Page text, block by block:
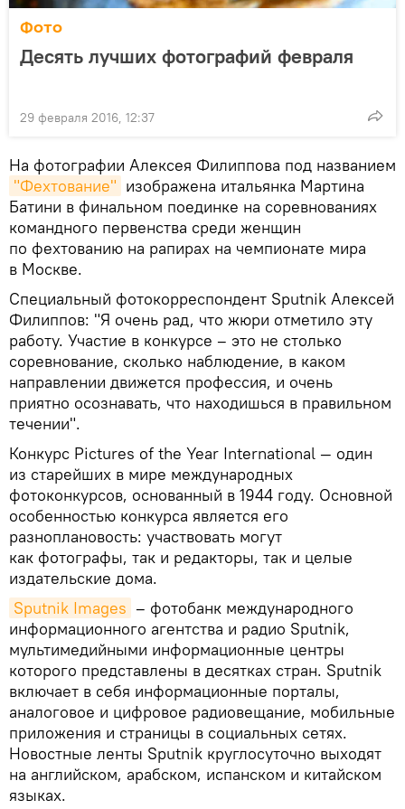
Фото
Десять лучших фотографий февраля
29 февраля 2016, 12:37
На фотографии Алексея Филиппова под названием
"Фехтование" изображена итальянка Мартина
Батини в финальном поединке на соревнованиях
командного первенства среди женщин
по фехтованию на рапирах на чемпионате мира
в Москве.
Специальный фотокорреспондент Sputnik Алексей
Филиппов: "Я очень рад, что жюри отметило эту
работу. Участие в конкурсе – это не столько
соревнование, сколько наблюдение, в каком
направлении движется профессия, и очень
приятно осознавать, что находишься в правильном
течении".
Конкурс Pictures of the Year International — один
из старейших в мире международных
фотоконкурсов, основанный в 1944 году. Основной
особенностью конкурса является его
разноплановость: участвовать могут
как фотографы, так и редакторы, так и целые
издательские дома.
Sputnik Images – фотобанк международного
информационного агентства и радио Sputnik,
мультимедийными информационные центры
которого представлены в десятках стран. Sputnik
включает в себя информационные порталы,
аналоговое и цифровое радиовещание, мобильные
приложения и страницы в социальных сетях.
Новостные ленты Sputnik круглосуточно выходят
на английском, арабском, испанском и китайском
языках.